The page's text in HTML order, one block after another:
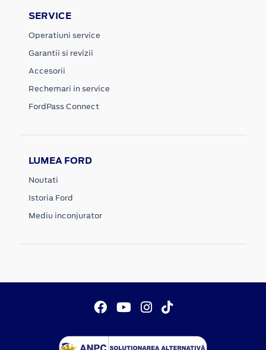
SERVICE
Operatiuni service
Garantii si revizii
Accesorii
Rechemari in service
FordPass Connect
LUMEA FORD
Noutati
Istoria Ford
Mediu inconjurator